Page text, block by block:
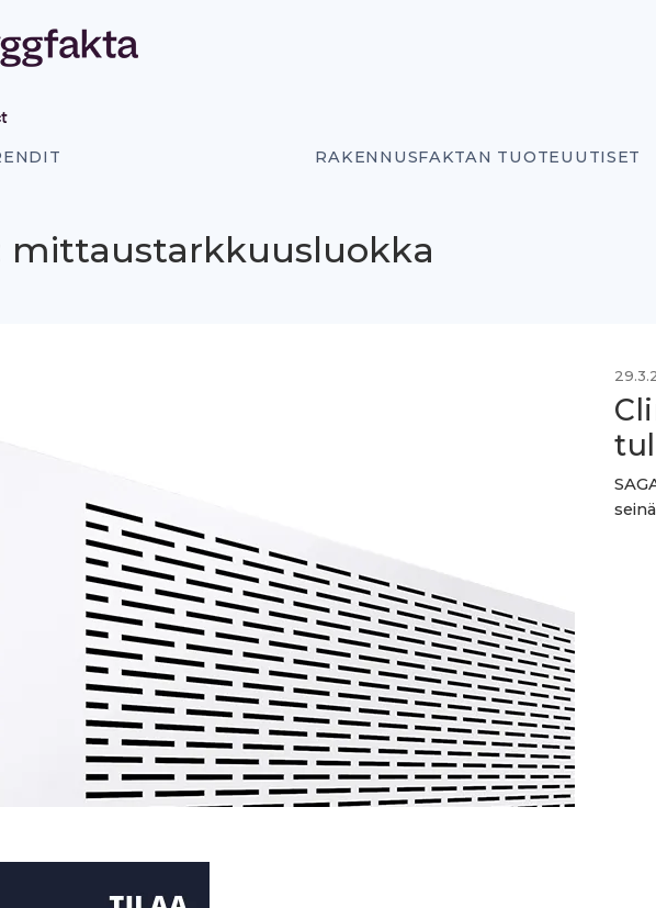
RAKENNUSFAKTAN TUOTEUUTISET
mittaustarkkuusluokka